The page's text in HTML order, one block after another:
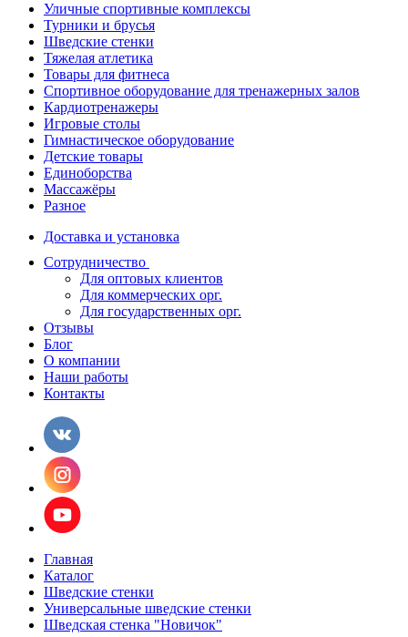
Уличные спортивные комплексы
Турники и брусья
Шведские стенки
Тяжелая атлетика
Товары для фитнеса
Спортивное оборудование для тренажерных залов
Кардиотренажеры
Игровые столы
Гимнастическое оборудование
Детские товары
Единоборства
Массажёры
Разное
Доставка и установка
Сотрудничество
Для оптовых клиентов
Для коммерческих орг.
Для государственных орг.
Отзывы
Блог
О компании
Наши работы
Контакты
Главная
Каталог
Шведские стенки
Универсальные шведские стенки
Шведская стенка "Новичок"